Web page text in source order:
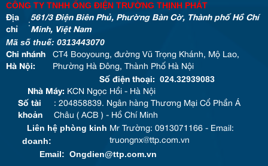
CÔNG TY TNHH ỐNG ĐIỆN TRƯỜNG THỊNH PHÁT
Địa
chỉ
:
561/3 Điện Biên Phủ, Phường Bàn Cờ, Thành phố Hồ Chí
Minh, Việt Nam
Mã số thuế: 0313443070
Chi nhánh
Hà Nội:
CT4 Booyoung, đường Vũ Trọng Khánh, Mộ Lao,
Phường Hà Đông, Thành Phố Hà Nội
Số điện thoại:
024.32939083
Nhà Máy: KCN Ngọc Hồi - Hà Nội
Số tài
khoản
: 204858839. Ngân hàng Thương Mại Cổ Phần Á
Châu ( ACB ) - Hồ Chí Minh
Liên hệ phòng kinh
doanh:
Mr Trường: 0913071166 - Email:
truongnx@ttp.com.vn
Email: Ongdien@ttp.com.vn